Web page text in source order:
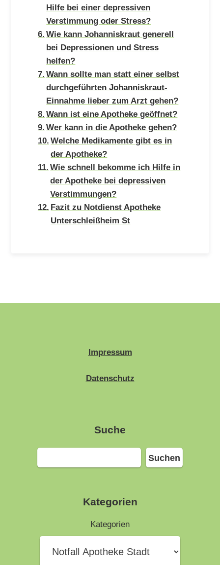
Hilfe bei einer depressiven
Verstimmung oder Stress?
Wie kann Johanniskraut generell
bei Depressionen und Stress
helfen?
Wann sollte man statt einer selbst
durchgeführten Johanniskraut-
Einnahme lieber zum Arzt gehen?
Wann ist eine Apotheke geöffnet?
Wer kann in die Apotheke gehen?
Welche Medikamente gibt es in
der Apotheke?
Wie schnell bekomme ich Hilfe in
der Apotheke bei depressiven
Verstimmungen?
Fazit zu Notdienst Apotheke
Unterschleißheim St
Impressum
Datenschutz
Suche
Suchen
Suchen
Kategorien
Kategorien